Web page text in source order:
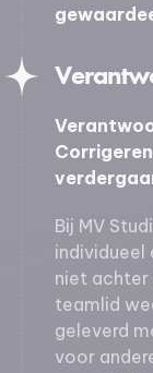
Bij MV
individueel
niet achter
teamlid
geleverd
voor